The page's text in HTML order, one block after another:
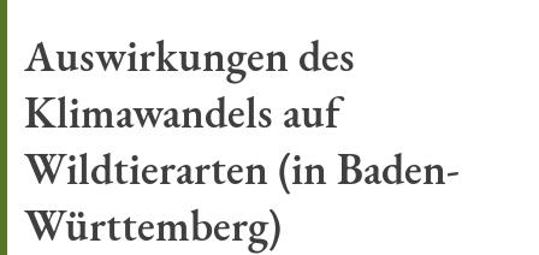
Auswirkungen des
Klimawandels auf
Wildtierarten (in Baden-
Württemberg)